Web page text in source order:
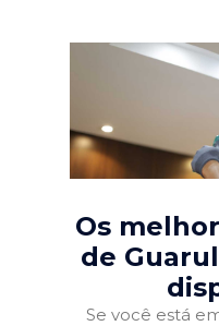
REFORMA
Os
de
Se você está